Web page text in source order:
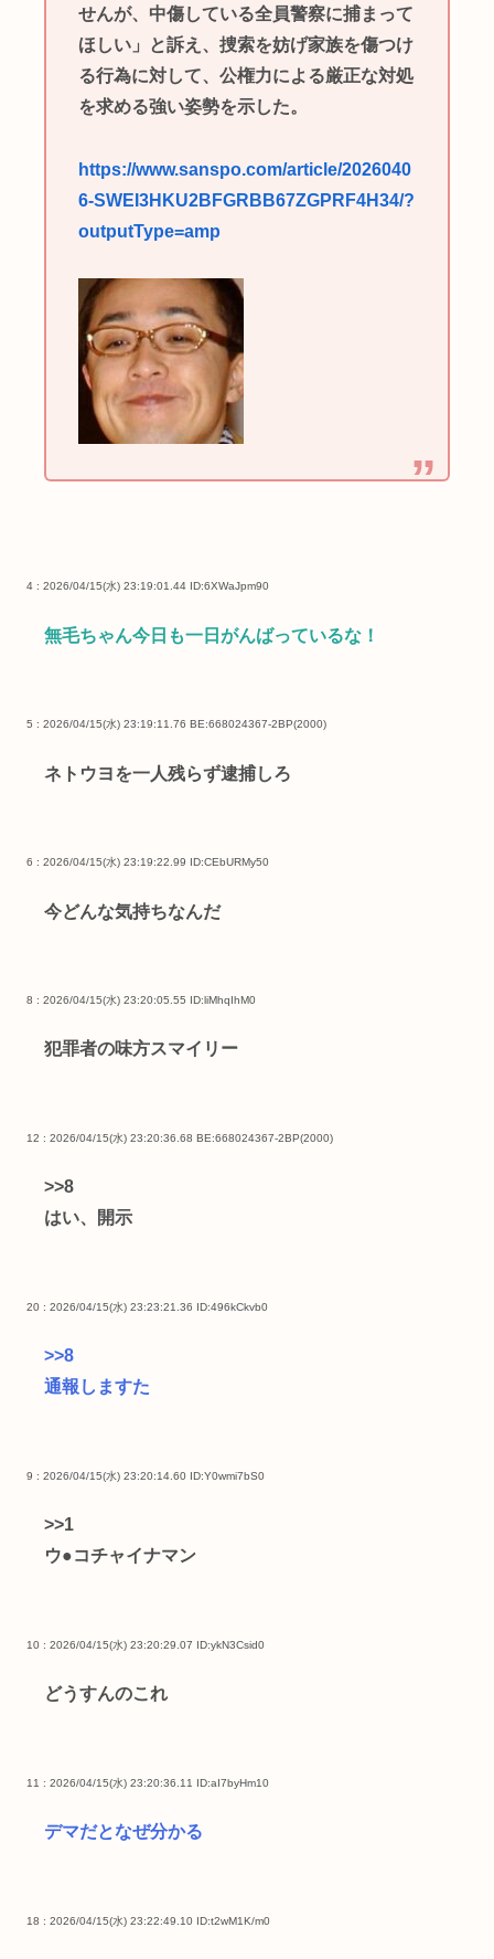
せんが、中傷している全員警察に捕まって
ほしい」と訴え、捜索を妨げ家族を傷つけ
る行為に対して、公権力による厳正な対処
を求める強い姿勢を示した。
https://www.sanspo.com/article/2026040
6-SWEI3HKU2BFGRBB67ZGPRF4H34/?
outputType=amp
4 : 2026/04/15(水) 23:19:01.44 ID:6XWaJpm90
無毛ちゃん今日も一日がんばっているな！
5 : 2026/04/15(水) 23:19:11.76 BE:668024367-2BP(2000)
ネトウヨを一人残らず逮捕しろ
6 : 2026/04/15(水) 23:19:22.99 ID:CEbURMy50
今どんな気持ちなんだ
8 : 2026/04/15(水) 23:20:05.55 ID:liMhqIhM0
犯罪者の味方スマイリー
12 : 2026/04/15(水) 23:20:36.68 BE:668024367-2BP(2000)
>>8
はい、開示
20 : 2026/04/15(水) 23:23:21.36 ID:496kCkvb0
>>8
通報しますた
9 : 2026/04/15(水) 23:20:14.60 ID:Y0wmi7bS0
>>1
ウ●コチャイナマン
10 : 2026/04/15(水) 23:20:29.07 ID:ykN3Csid0
どうすんのこれ
11 : 2026/04/15(水) 23:20:36.11 ID:aI7byHm10
デマだとなぜ分かる
18 : 2026/04/15(水) 23:22:49.10 ID:t2wM1K/m0